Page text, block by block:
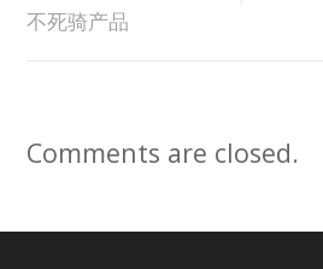
不死骑产品
Comments are closed.